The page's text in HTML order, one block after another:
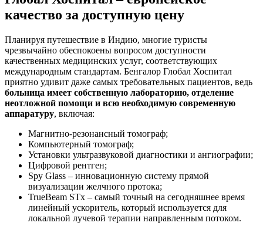
качество за доступную цену
Планируя путешествие в Индию, многие туристы
чрезвычайно обеспокоены вопросом доступности
качественных медицинских услуг, соответствующих
международным стандартам. Бенгалор Глобал Хоспитал
приятно удивит даже самых требовательных пациентов, ведь
больница имеет собственную лабораторию, отделение
неотложной помощи и всю необходимую современную
аппаратуру, включая:
Магнитно-резонансный томограф;
Компьютерный томограф;
Установки ультразвуковой диагностики и ангиографии;
Цифровой рентген;
Spy Glass – инновационную систему прямой
визуализации желчного протока;
TrueBeam STx – самый точный на сегодняшнее время
линейный ускоритель, который используется для
локальной лучевой терапии направленным потоком.